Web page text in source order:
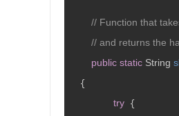
// Function that
// and returns the
public static String
{
try {